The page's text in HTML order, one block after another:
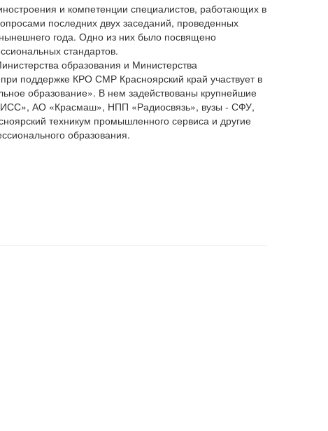
и компетенции специалистов, работающих в
последних двух заседаний, проведенных
года. Одно из них было посвящено
стандартов.
образования и Министерства
поддержке КРО СМР Красноярский край участвует в
образование». В нем задействованы крупнейшие
АО «Красмаш», НПП «Радиосвязь», вузы - СФУ,
техникум промышленного сервиса и другие
образования.